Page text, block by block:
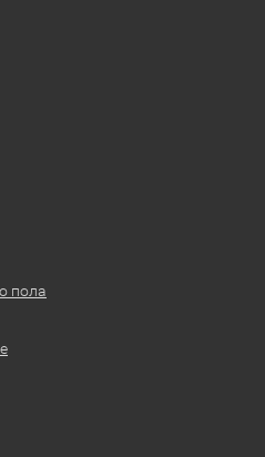
пола